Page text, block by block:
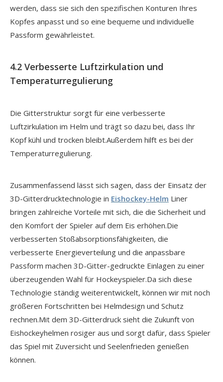
werden, dass sie sich den spezifischen Konturen Ihres
Kopfes anpasst und so eine bequeme und individuelle
Passform gewährleistet.
4.2 Verbesserte Luftzirkulation und
Temperaturregulierung
Die Gitterstruktur sorgt für eine verbesserte
Luftzirkulation im Helm und trägt so dazu bei, dass Ihr
Kopf kühl und trocken bleibt.Außerdem hilft es bei der
Temperaturregulierung.
Zusammenfassend lässt sich sagen, dass der Einsatz der
3D-Gitterdrucktechnologie in Eishockey-Helm Liner
bringen zahlreiche Vorteile mit sich, die die Sicherheit und
den Komfort der Spieler auf dem Eis erhöhen.Die
verbesserten Stoßabsorptionsfähigkeiten, die
verbesserte Energieverteilung und die anpassbare
Passform machen 3D-Gitter-gedruckte Einlagen zu einer
überzeugenden Wahl für Hockeyspieler.Da sich diese
Technologie ständig weiterentwickelt, können wir mit noch
größeren Fortschritten bei Helmdesign und Schutz
rechnen.Mit dem 3D-Gitterdruck sieht die Zukunft von
Eishockeyhelmen rosiger aus und sorgt dafür, dass Spieler
das Spiel mit Zuversicht und Seelenfrieden genießen
können.